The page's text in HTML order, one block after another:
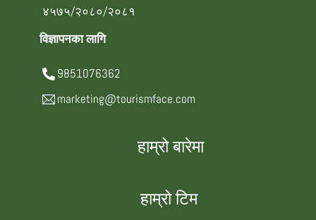
४५७५/२०८०/२०८१
विज्ञापनका लागि
9851076362
marketing@tourismface.com
हाम्रो बारेमा
हाम्रो टिम